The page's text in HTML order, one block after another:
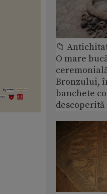
📁
O mare
Bronzului,
banchete